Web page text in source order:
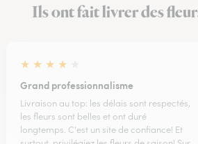
Ils ont fait livrer des
★ ★ ★ ★
Grand professionnalisme
Livraison au top: les délais sont respectés,
les fleurs sont belles et ont duré
longtemps. C'est un site de confiance! Et